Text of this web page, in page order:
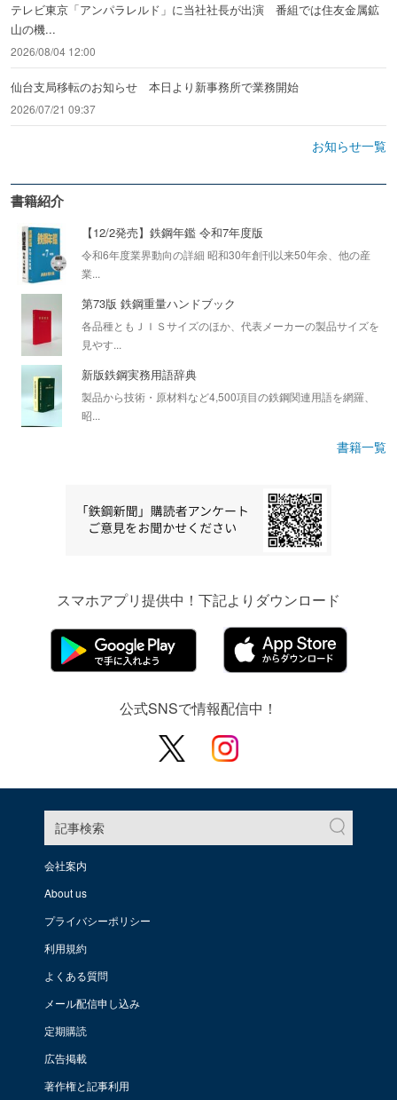
テレビ東京「アンパラレルド」に当社社長が出演 番組では住友金属鉱
山の機...
2026/08/04 12:00
仙台支局移転のお知らせ 本日より新事務所で業務開始
2026/07/21 09:37
お知らせ一覧
書籍紹介
【12/2発売】鉄鋼年鑑 令和7年度版
令和6年度業界動向の詳細 昭和30年創刊以来50年余、他の産
業...
第73版 鉄鋼重量ハンドブック
各品種ともＪＩＳサイズのほか、代表メーカーの製品サイズを
見やす...
新版鉄鋼実務用語辞典
製品から技術・原材料など4,500項目の鉄鋼関連用語を網羅、
昭...
書籍一覧
スマホアプリ提供中！下記よりダウンロード
公式SNSで情報配信中！
記事検索
会社案内
About us
プライバシーポリシー
利用規約
よくある質問
メール配信申し込み
定期購読
広告掲載
著作権と記事利用